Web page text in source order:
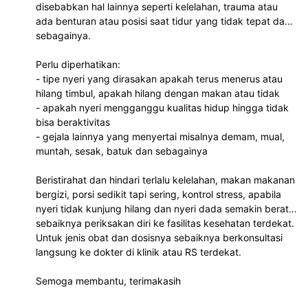
disebabkan hal lainnya seperti kelelahan, trauma atau
ada benturan atau posisi saat tidur yang tidak tepat dan
sebagainya.
Perlu diperhatikan:
- tipe nyeri yang dirasakan apakah terus menerus atau
hilang timbul, apakah hilang dengan makan atau tidak
- apakah nyeri mengganggu kualitas hidup hingga tidak
bisa beraktivitas
- gejala lainnya yang menyertai misalnya demam, mual,
muntah, sesak, batuk dan sebagainya
Beristirahat dan hindari terlalu kelelahan, makan makanan
bergizi, porsi sedikit tapi sering, kontrol stress, apabila
nyeri tidak kunjung hilang dan nyeri dada semakin berat
sebaiknya periksakan diri ke fasilitas kesehatan terdekat.
Untuk jenis obat dan dosisnya sebaiknya berkonsultasi
langsung ke dokter di klinik atau RS terdekat.
Semoga membantu, terimakasih